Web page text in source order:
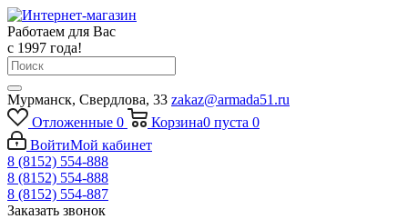
Работаем для Вас
с 1997 года!
Мурманск, Свердлова, 33 zakaz@armada51.ru
Отложенные 0 Корзина0 пуста 0
ВойтиМой кабинет
8 (8152) 554-888
8 (8152) 554-888
8 (8152) 554-887
Заказать звонок